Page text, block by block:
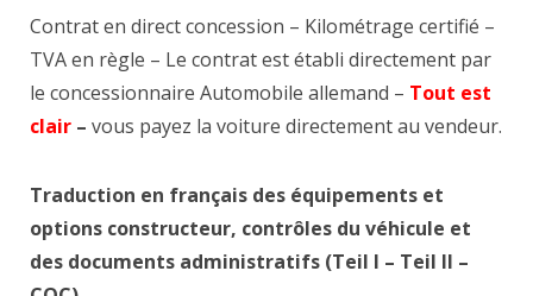
Contrat en direct concession – Kilométrage certifié –
TVA en règle – Le contrat est établi directement par
le concessionnaire Automobile allemand – Tout est
clair – vous payez la voiture directement au vendeur.
Traduction en français des équipements et
options constructeur, contrôles du véhicule et
des documents administratifs (Teil I – Teil II –